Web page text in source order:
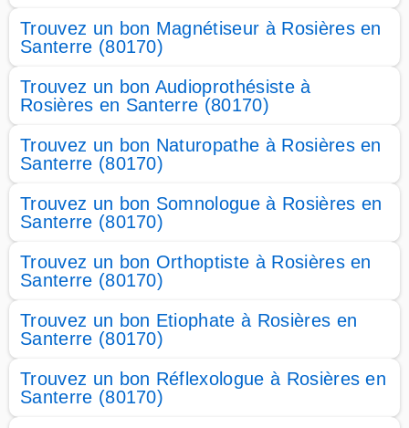
Trouvez un bon Magnétiseur à Rosières en
Santerre (80170)
Trouvez un bon Audioprothésiste à
Rosières en Santerre (80170)
Trouvez un bon Naturopathe à Rosières en
Santerre (80170)
Trouvez un bon Somnologue à Rosières en
Santerre (80170)
Trouvez un bon Orthoptiste à Rosières en
Santerre (80170)
Trouvez un bon Etiophate à Rosières en
Santerre (80170)
Trouvez un bon Réflexologue à Rosières en
Santerre (80170)